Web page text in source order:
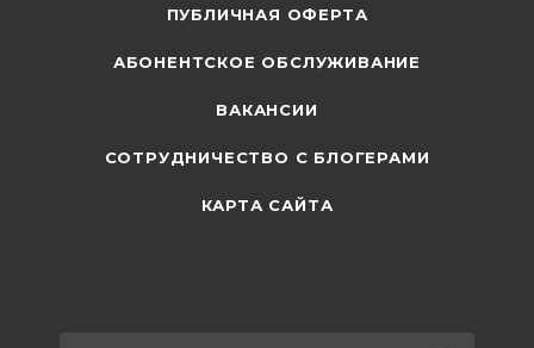
ПУБЛИЧНАЯ ОФЕРТА
АБОНЕНТСКОЕ ОБСЛУЖИВАНИЕ
ВАКАНСИИ
СОТРУДНИЧЕСТВО С БЛОГЕРАМИ
КАРТА САЙТА